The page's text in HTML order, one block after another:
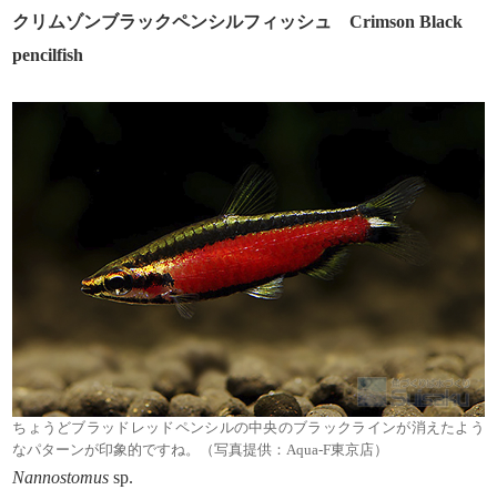
クリムゾンブラックペンシルフィッシュ
Crimson Black
pencilfish
ちょうどブラッドレッドペンシルの中央のブラックラインが消えたよう
なパターンが印象的ですね。（写真提供：Aqua-F東京店）
Nannostomus sp.